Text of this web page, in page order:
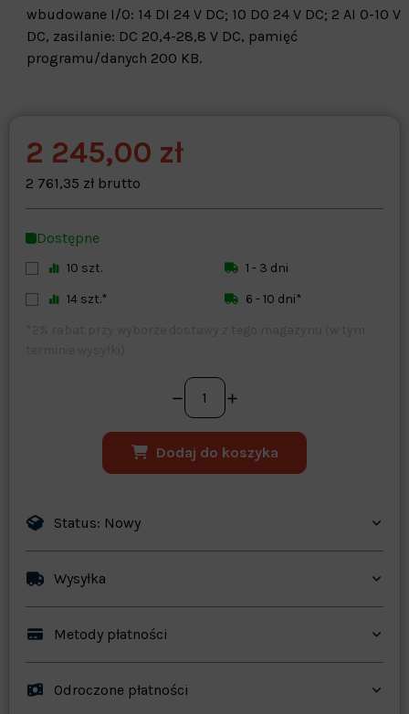
wbudowane I/O: 14 DI 24 V DC; 10 DO 24 V DC; 2 AI 0-10 V
DC, zasilanie: DC 20,4-28,8 V DC, pamięć
programu/danych 200 KB.
Warehouse
opcjonalne
2 245,00 zł
2 761,35 zł brutto
Dostępne
10 szt.
1 - 3 dni
14 szt.*
6 - 10 dni*
Dodaj do koszyka
Status: Nowy
Wysyłka
Metody płatności
Odroczone płatności